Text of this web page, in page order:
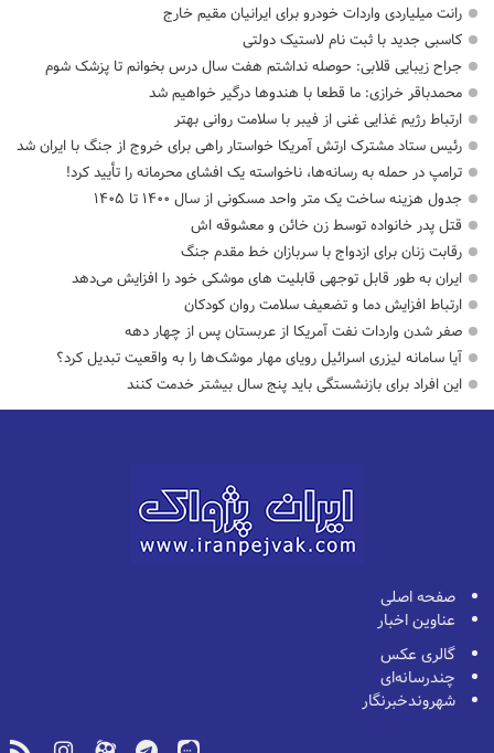
رانت میلیاردی واردات خودرو برای ایرانیان مقیم خارج
کاسبی جدید با ثبت نام لاستیک دولتی
جراح زیبایی قلابی: حوصله نداشتم هفت سال درس بخوانم تا پزشک شوم
محمدباقر خرازی: ما قطعا با هندوها درگیر خواهیم شد
ارتباط رژیم غذایی غنی از فیبر با سلامت روانی بهتر
رئیس ستاد مشترک ارتش آمریکا خواستار راهی برای خروج از جنگ با ایران شد
ترامپ در حمله‌ به رسانه‌ها، ناخواسته یک افشای محرمانه را تأیید کرد!
جدول هزینه ساخت یک متر واحد مسکونی از سال ۱۴۰۰ تا ۱۴۰۵
قتل پدر خانواده توسط زن خائن و معشوقه اش
رقابت زنان برای ازدواج با سربازان خط مقدم جنگ
ایران به طور قابل توجهی قابلیت های موشکی خود را افزایش می‌دهد
ارتباط افزایش دما و تضعیف سلامت روان کودکان
صفر شدن واردات نفت آمریکا از عربستان پس از چهار دهه
آیا سامانه لیزری اسرائیل رویای مهار موشک‌ها را به واقعیت تبدیل کرد؟
این افراد برای بازنشستگی باید پنج سال بیشتر خدمت کنند
صفحه اصلی
عناوین اخبار
گالری عکس
چندرسانه‌ای
شهروندخبرنگار